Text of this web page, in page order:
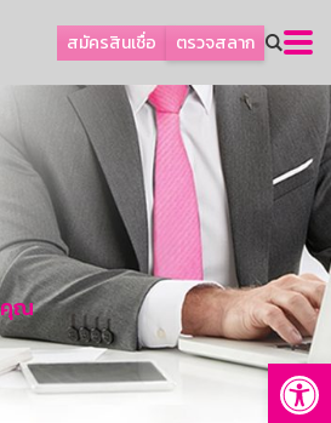
สมัครสินเชื่อ ตรวจสลาก
อย
คุณ